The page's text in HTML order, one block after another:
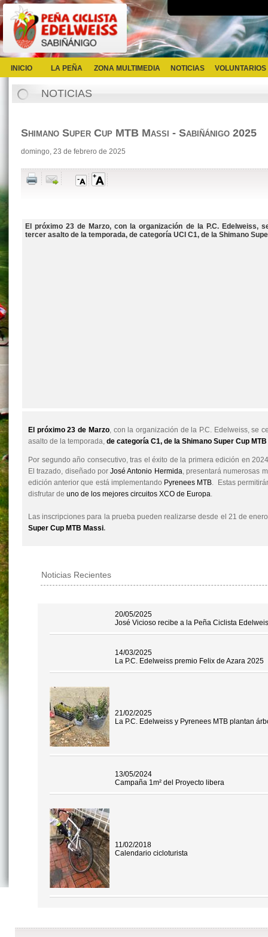
INICIO LA PEÑA ZONA MULTIMEDIA NOTICIAS VOLUNTARIOS
NOTICIAS
Shimano Super Cup MTB Massi - Sabiñánigo 2025
domingo, 23 de febrero de 2025
El próximo 23 de Marzo, con la organización de la P.C. Edelweiss,
tercer asalto de la temporada, de categoría UCI C1, de la Shimano
El próximo 23 de Marzo, con la organización de la P.C. Edelweiss, se
asalto de la temporada, de categoría C1, de la Shimano Super Cup
Por segundo año consecutivo, tras el éxito de la primera edición en
El trazado, diseñado porJosé Antonio Hermida, presentará numerosas
edición anterior que está implementando Pyrenees MTB. Estas
disfrutar de uno de los mejores circuitos XCO de Europa.
Las inscripciones para la prueba pueden realizarse desde el 21 de
Super Cup MTB Massi.
Noticias Recientes
20/05/2025
José Vicioso recibe a la Peña Ciclista
14/03/2025
La P.C. Edelweiss premio Felix de Azara 2025
21/02/2025
La P.C. Edelweiss y Pyrenees MTB plantan
13/05/2024
Campaña 1m² del Proyecto libera
11/02/2018
Calendario cicloturista